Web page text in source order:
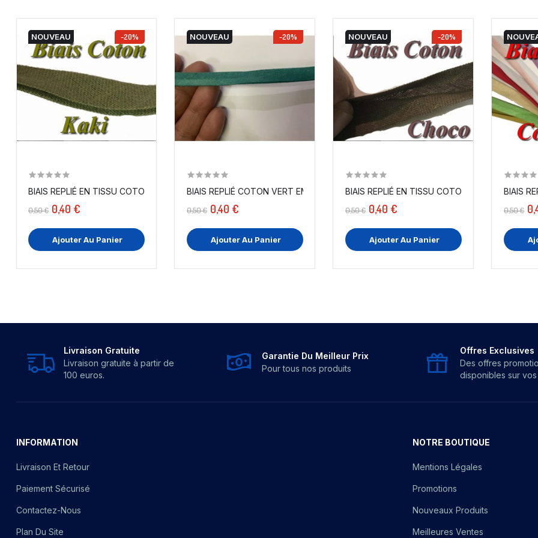
NOUVEAU -20%
BIAIS REPLIÉ EN TISSU COTON KAKI POUR...
0,50 € 0,40 €
Ajouter Au Panier
NOUVEAU -20%
BIAIS REPLIÉ COTON VERT EMERAUDE , A COUDRE...
0,50 € 0,40 €
Ajouter Au Panier
NOUVEAU -20%
BIAIS REPLIÉ EN TISSU COTON CHOCO POUR...
0,50 € 0,40 €
Ajouter Au Panier
0,50 €
Livraison Gratuite
Livraison gratuite à partir de
100 euros.
Garantie Du Meilleur Prix
Pour tous nos produits
Offres Exclusives
Des offres
disponibles sur vos
INFORMATION
Livraison Et Retour
Paiement Sécurisé
Contactez-Nous
Plan Du Site
NOTRE BOUTIQUE
Mentions Légales
Promotions
Nouveaux Produits
Meilleures Ventes